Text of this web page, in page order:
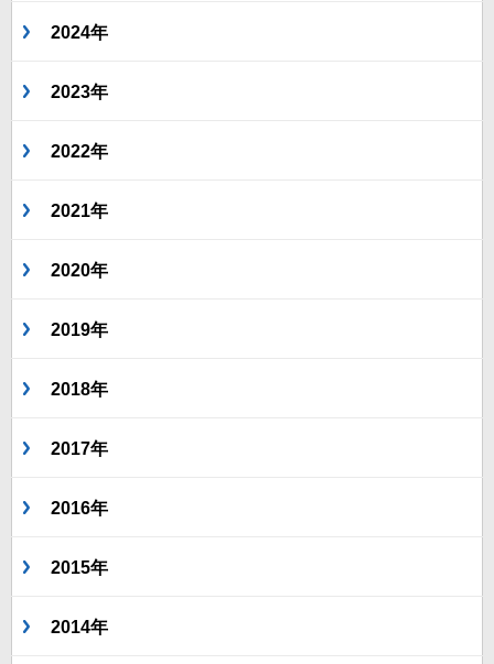
2024年
2023年
2022年
2021年
2020年
2019年
2018年
2017年
2016年
2015年
2014年